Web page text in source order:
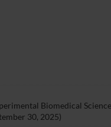
Biomedical
30, 2025)